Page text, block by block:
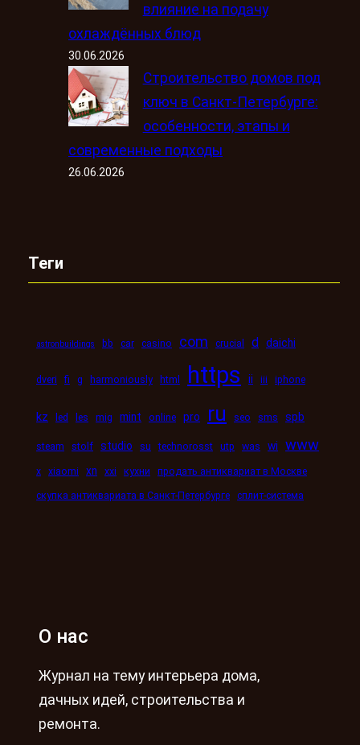
влияние на подачу
охлаждённых блюд
30.06.2026
Строительство домов под
ключ в Санкт-Петербурге:
особенности, этапы и
современные подходы
26.06.2026
Теги
astronbuildings bb car casino com crucial d daichi
dveri fi g harmoniously html https ii iii iphone
kz led les mig mint online pro ru seo sms spb
steam stolf studio su technorosst utp was wi www
x xiaomi xn xxi кухни
продать антиквариат в Москве
скупка антиквариата в Санкт-Петербурге сплит-система
О нас
Журнал на тему интерьера дома,
дачных идей, строительства и
ремонта.